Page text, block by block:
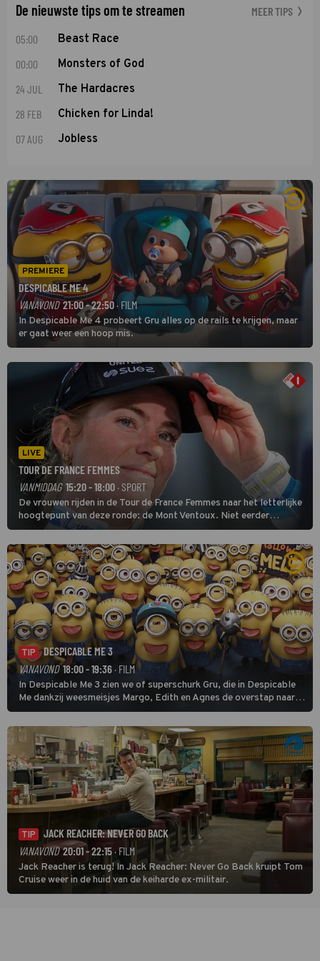
De nieuwste tips om te streamen MEER TIPS
05:00 Beast Race
00:00 Monsters of God
24 JUL The Hardacres
28 FEB Chicken for Linda!
07 AUG Jobless
PREMIERE
DESPICABLE ME 4
VANAVOND 21:00 - 22:50 · FILM
In Despicable Me 4 probeert Gru alles op de rails te krijgen, maar
er gaat weer een hoop mis.
LIVE
TOUR DE FRANCE FEMMES
VANMIDDAG 15:20 - 18:00 · SPORT
De vrouwen rijden in de Tour de France Femmes naar het letterlijke
hoogtepunt van deze ronde: de Mont Ventoux. Niet eerder
finishten de vrouwen voor deze koers op deze kale col uit de
buitencategorie. De aanloop naar de slotklim is vlak.
TIP
DESPICABLE ME 3
VANAVOND 18:00 - 19:36· FILM
In Despicable Me 3 zien we of superschurk Gru, die in Despicable
Me dankzij weesmeisjes Margo, Edith en Agnes de overstap naar
het rechte pad maakte, ook op dat pad weet te blijven.
TIP
JACK REACHER: NEVER GO BACK
VANAVOND 20:01 - 22:15· FILM
Jack Reacher is terug! In Jack Reacher: Never Go Back kruipt Tom
Cruise weer in de huid van de keiharde ex-militair.